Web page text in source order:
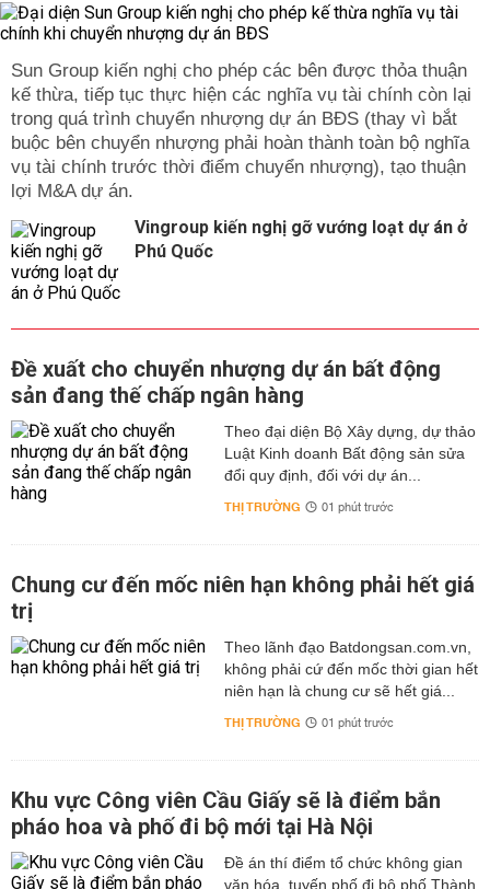
Sun Group kiến nghị cho phép các bên được thỏa thuận
kế thừa, tiếp tục thực hiện các nghĩa vụ tài chính còn lại
trong quá trình chuyển nhượng dự án BĐS (thay vì bắt
buộc bên chuyển nhượng phải hoàn thành toàn bộ nghĩa
vụ tài chính trước thời điểm chuyển nhượng), tạo thuận
lợi M&A dự án.
Vingroup kiến nghị gỡ vướng loạt dự án ở
Phú Quốc
Đề xuất cho chuyển nhượng dự án bất động
sản đang thế chấp ngân hàng
Theo đại diện Bộ Xây dựng, dự thảo
Luật Kinh doanh Bất động sản sửa
đổi quy định, đối với dự án...
THỊ TRƯỜNG 01 phút trước
Chung cư đến mốc niên hạn không phải hết giá
trị
Theo lãnh đạo Batdongsan.com.vn,
không phải cứ đến mốc thời gian hết
niên hạn là chung cư sẽ hết giá...
THỊ TRƯỜNG 01 phút trước
Khu vực Công viên Cầu Giấy sẽ là điểm bắn
pháo hoa và phố đi bộ mới tại Hà Nội
Đề án thí điểm tổ chức không gian
văn hóa, tuyến phố đi bộ phố Thành